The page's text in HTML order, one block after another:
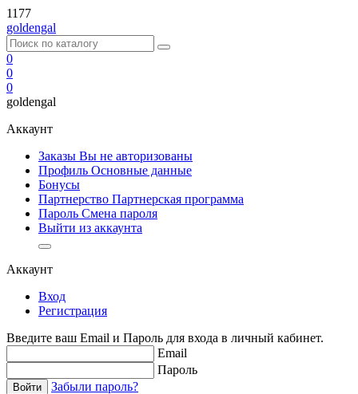
1177
goldengal
0
0
0
goldengal
Аккаунт
Заказы Вы не авторизованы
Профиль Основные данные
Бонусы
Партнерство Партнерская программа
Пароль Смена пароля
Выйти из аккаунта
Аккаунт
Вход
Регистрация
Введите ваш Email и Пароль для входа в личный кабинет.
Email
Пароль
Войти Забыли пароль?